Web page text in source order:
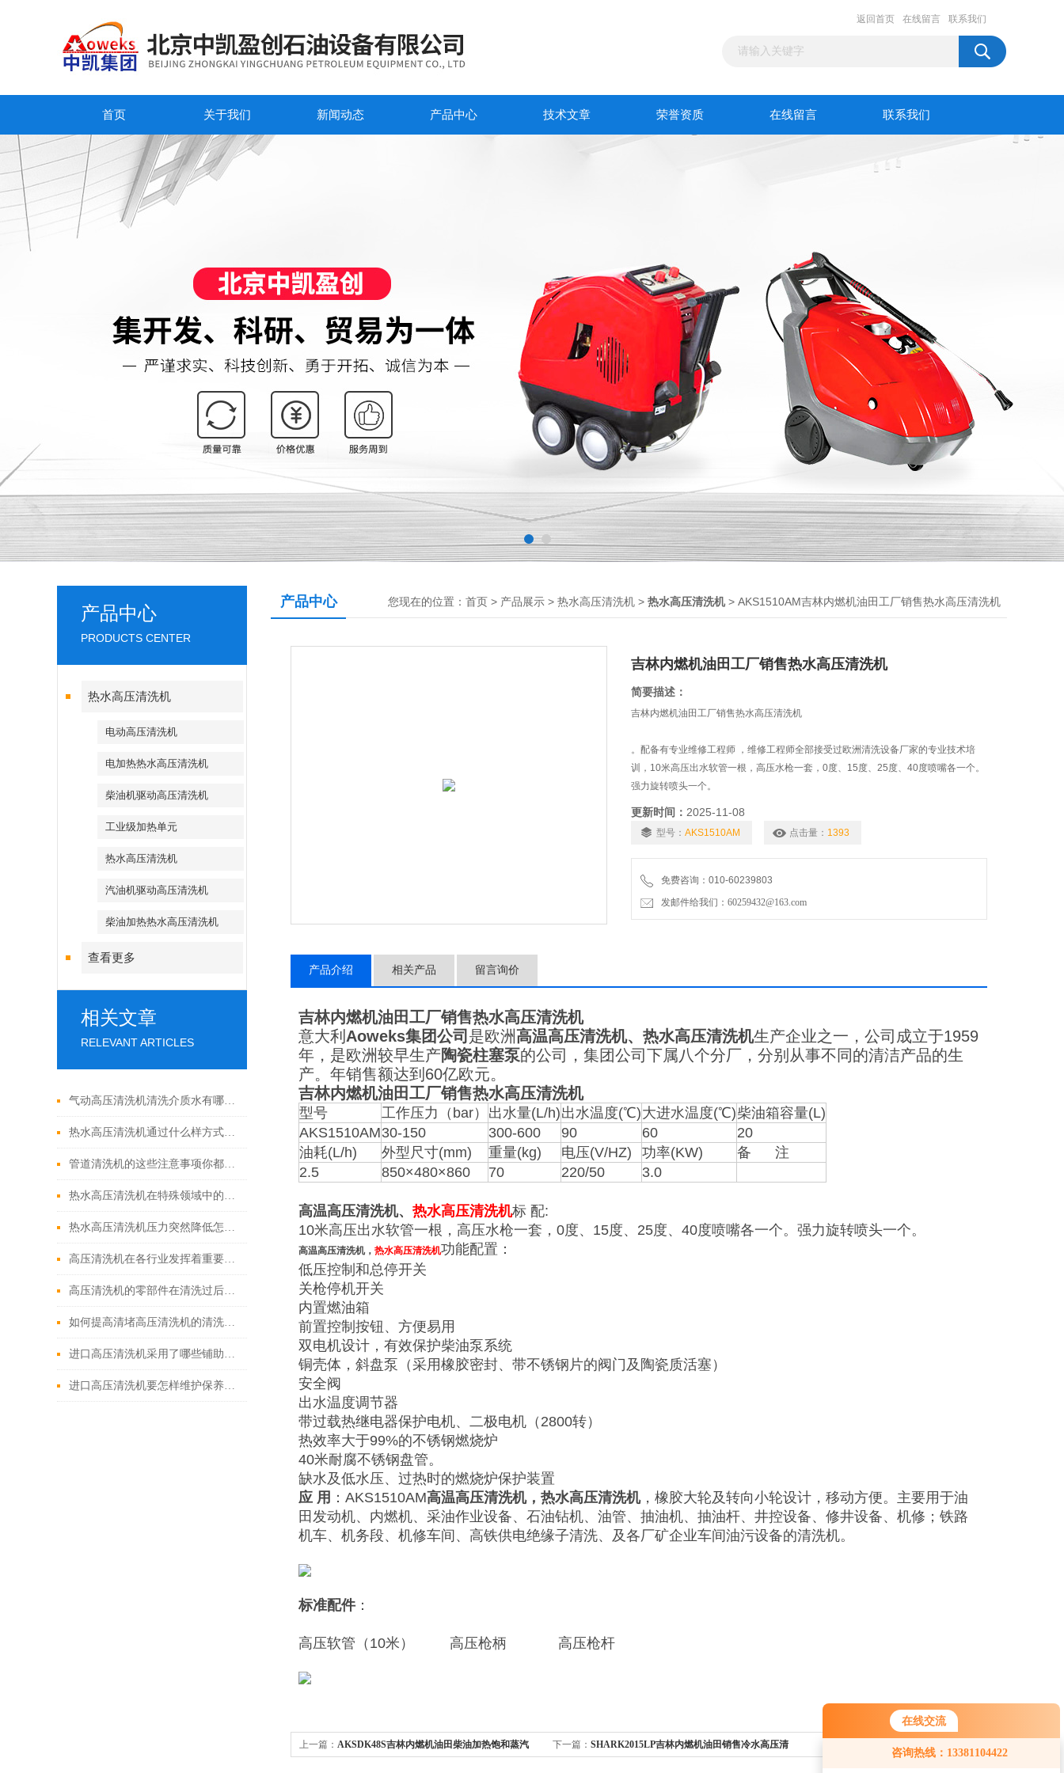
在线交流
咨询热线：13381104422
返回首页 在线留言 联系我们
首页 关于我们 新闻动态 产品中心 技术文章 荣誉资质 在线留言 联系我们
产品中心
PRODUCTS CENTER
热水高压清洗机
电动高压清洗机
电加热热水高压清洗机
柴油机驱动高压清洗机
工业级加热单元
热水高压清洗机
汽油机驱动高压清洗机
柴油加热热水高压清洗机
查看更多
相关文章
RELEVANT ARTICLES
气动高压清洗机清洗介质水有哪些优点
热水高压清洗机通过什么样方式来实现增压呢
管道清洗机的这些注意事项你都落实到位了吗
热水高压清洗机在特殊领域中的应用
热水高压清洗机压力突然降低怎么回事
高压清洗机在各行业发挥着重要的作用
高压清洗机的零部件在清洗过后还需要注意什么
如何提高清堵高压清洗机的清洗效果？
进口高压清洗机采用了哪些铺助系统
进口高压清洗机要怎样维护保养才算合理呢
产品中心 您现在的位置： 首页 > 产品展示 > 热水高压清洗机 > 热水高压清洗机> AKS1510AM吉林内燃机油田工厂销售热水高压清洗机
吉林内燃机油田工厂销售热水高压清洗机
简要描述：
吉林内燃机油田工厂销售热水高压清洗机
。配备有专业维修工程师 ，维修工程师全部接受过欧洲清洗设备厂家的专业技术培
训，10米高压出水软管一根，高压水枪一套，0度、15度、25度、40度喷嘴各一个。
强力旋转喷头一个。
更新时间： 2025-11-08
型号： AKS1510AM 点击量： 1393
免费咨询：010-60239803
发邮件给我们：60259432@163.com
产品介绍 相关产品 留言询价
吉林内燃机油田工厂销售热水高压清洗机
意大利 Aoweks集团公司 是欧洲高温高压清洗机、热水高压清洗机生产企业之一，公司成立于1959
年，是欧洲较早生产陶瓷柱塞泵的公司，集团公司下属八个分厂，分别从事不同的清洁产品的生
产。年销售额达到60亿欧元。
吉林内燃机油田工厂销售热水高压清洗机
型号 工作压力（bar） 出水量(L/h)出水温度(℃)大进水温度(℃)柴油箱容量(L)
AKS1510AM30-150 300-600 90 60
20
油耗(L/h)
外型尺寸(mm) 重量(kg) 电压(V/HZ) 功率(KW)
备 注
2.5
850×480×860 70 220/50 3.0
高温高压清洗机、 热水高压清洗机标 配:
10米高压出水软管一根，高压水枪一套，0度、15度、25度、40度喷嘴各一个。强力旋转喷头一个。
高温高压清洗机， 热水高压清洗机功能配置：
低压控制和总停开关
关枪停机开关
内置燃油箱
前置控制按钮、方便易用
双电机设计，有效保护柴油泵系统
铜壳体，斜盘泵（采用橡胶密封、带不锈钢片的阀门及陶瓷质活塞）
安全阀
出水温度调节器
带过载热继电器保护电机、二极电机（2800转）
热效率大于99%的不锈钢燃烧炉
40米耐腐不锈钢盘管。
缺水及低水压、过热时的燃烧炉保护装置
应 用 ：AKS1510AM高温高压清洗机，热水高压清洗机，橡胶大轮及转向小轮设计，移动方便。主要用于油
田发动机、内燃机、采油作业设备、石油钻机、油管、抽油机、抽油杆、井控设备、修井设备、机修；铁路
机车、机务段、机修车间、高铁供电绝缘子清洗、及各厂矿企业车间油污设备的清洗机。
标准配件：
高压软管（10米） 高压枪柄 高压枪杆
上一篇： AKSDK48S吉林内燃机油田柴油加热饱和蒸汽 下一篇： SHARK2015LP吉林内燃机油田销售冷水高压清 返回列表>>